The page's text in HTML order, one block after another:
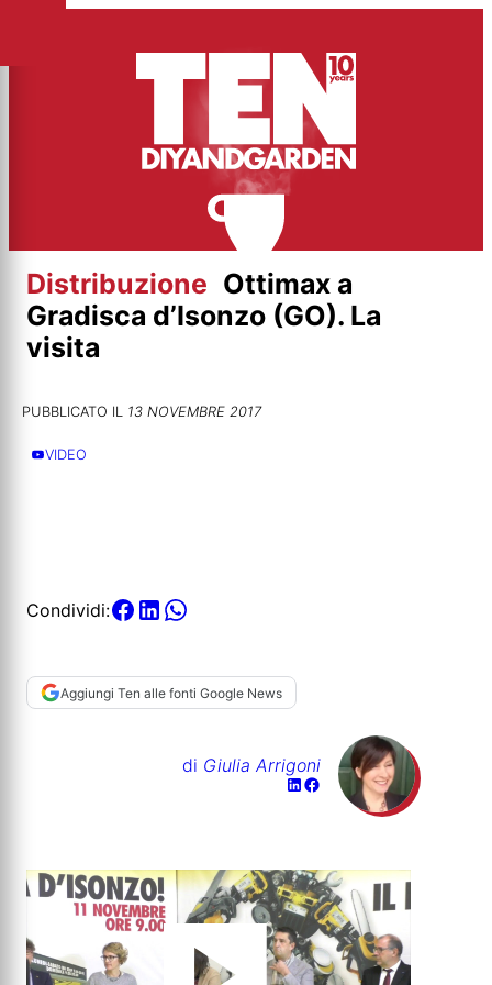
contenuto
Distribuzione Ottimax a
Gradisca d’Isonzo (GO). La
visita
PUBBLICATO IL 13 NOVEMBRE 2017
VIDEO
Condividi:
Aggiungi Ten alle fonti Google News
di Giulia Arrigoni